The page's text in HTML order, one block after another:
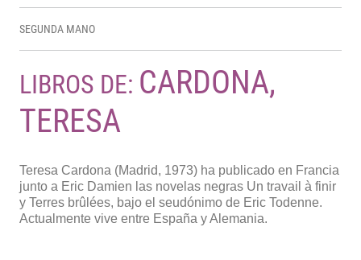
SEGUNDA MANO
LIBROS DE: CARDONA,
TERESA
Teresa Cardona (Madrid, 1973) ha publicado en Francia
junto a Eric Damien las novelas negras Un travail à finir
y Terres brûlées, bajo el seudónimo de Eric Todenne.
Actualmente vive entre España y Alemania.